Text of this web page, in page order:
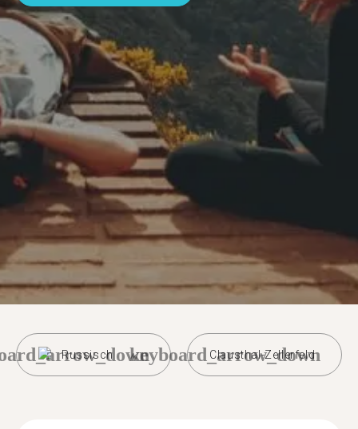
Russisch Clausthal-Zellerfeld
keyboard_arrow_down